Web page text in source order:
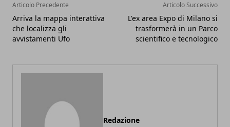
Articolo Precedente
Arriva la mappa interattiva
che localizza gli
avvistamenti Ufo
Articolo Successivo
L'ex area Expo di Milano si
trasformerà in un Parco
scientifico e tecnologico
Redazione